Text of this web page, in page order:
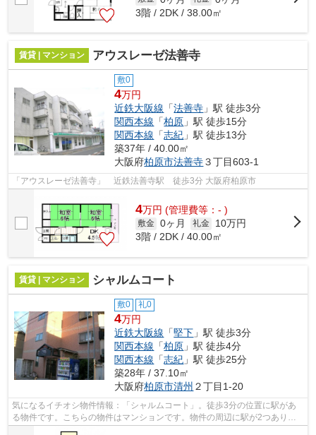
3階 / 2DK / 38.00㎡
賃貸 | マンション アウスレーゼ法善寺
敷0
4万円
近鉄大阪線 「法善寺 」駅 徒歩3分
関西本線 「柏原 」駅 徒歩15分
関西本線 「志紀 」駅 徒歩13分
築37年 / 40.00㎡
大阪府柏原市法善寺３丁目603-1
「アウスレーゼ法善寺」 近鉄法善寺駅 徒歩3分 大阪府柏原市
4万円 (管理費等：- )
敷金 0ヶ月 礼金
10万円
3階 / 2DK / 40.00㎡
賃貸 | マンション シャルムコート
敷0 礼0
4万円
近鉄大阪線 「堅下 」駅 徒歩3分
関西本線 「柏原 」駅 徒歩4分
関西本線 「志紀 」駅 徒歩25分
築28年 / 37.10㎡
大阪府柏原市清州 ２丁目1-20
気になるイチオシ物件情報：「シャルムコート」。徒歩3分の位置に駅があ
る物件です。こちらの物件はマンションです。物件の周辺に駅が2つあり、
よく電車を利用する方にピッタリです。...